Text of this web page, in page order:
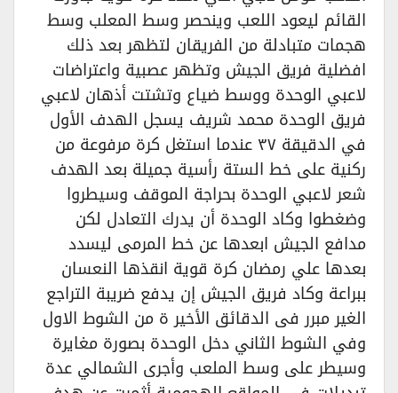
القائم ليعود اللعب وينحصر وسط المعلب وسط
هجمات متبادلة من الفريقان لتظهر بعد ذلك
افضلية فريق الجيش وتظهر عصبية واعتراضات
لاعبي الوحدة ووسط ضياع وتشتت أذهان لاعبي
فريق الوحدة محمد شريف يسجل الهدف الأول
في الدقيقة ٣٧ عندما استغل كرة مرفوعة من
ركنية على خط الستة رأسية جميلة بعد الهدف
شعر لاعبي الوحدة بحراجة الموقف وسيطروا
وضغطوا وكاد الوحدة أن يدرك التعادل لكن
مدافع الجيش ابعدها عن خط المرمى ليسدد
بعدها علي رمضان كرة قوية انقذها النعسان
ببراعة وكاد فريق الجيش إن يدفع ضريبة التراجع
الغير مبرر فى الدقائق الأخير ة من الشوط الاول
وفي الشوط الثاني دخل الوحدة بصورة مغايرة
وسيطر على وسط الملعب وأجرى الشمالي عدة